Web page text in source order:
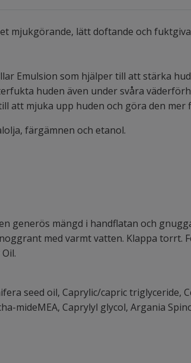
mjukgörande, lätt doftande och
Emulsion som hjälper till att stärka
huden även under svåra
att mjuka upp huden och göra den mer
färgämnen och etanol.
generös mängd i handflatan och
med varmt vatten. Klappa torrt.
seed oil, Caprylic/capric triglyceride,
mideMEA, Caprylyl glycol, Argania